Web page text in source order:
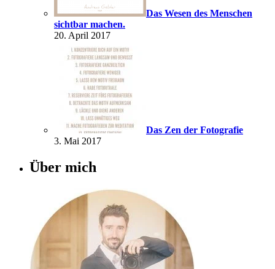
Das Wesen des Menschen
sichtbar machen.
20. April 2017
Das Zen der Fotografie
3. Mai 2017
Über mich